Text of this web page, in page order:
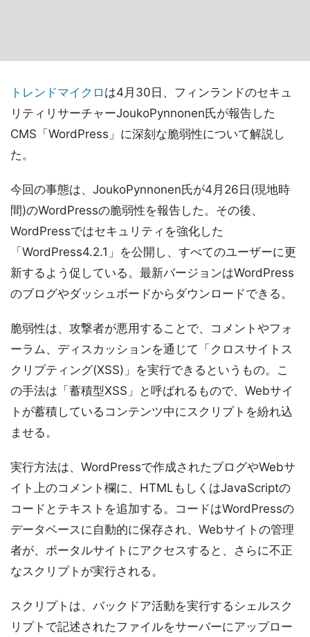
トレンドマイクロ は4月30日、フィンランドのセキュ
リティリサーチャーJoukoPynnonen氏が報告した
CMS「WordPress」に深刻な脆弱性について解説し
た。
今回の事態は、JoukoPynnonen氏が4月26日(現地時
間)のWordPressの脆弱性を報告した。その後、
WordPressではセキュリティを強化した
「WordPress4.2.1」を公開し、すべてのユーザーに更
新するよう促している。最新バージョンはWordPress
のブログやダッシュボードからダウンロードできる。
脆弱性は、攻撃者が悪用することで、コメントやフォ
ーラム、ディスカッションを通じて「クロスサイトス
クリプティング(XSS)」を実行できるというもの。こ
の手法は「蓄積型XSS」と呼ばれるもので、Webサイ
トが蓄積しているコンテンツ中にスクリプトを紛れ込
ませる。
実行方法は、WordPressで作成されたブログやWebサ
イト上のコメント欄に、HTMLもしくはJavaScriptの
コードとテキストを追加する。コードはWordPressの
データベースに自動的に保存され、Webサイトの管理
者が、ポータルサイトにアクセスすると、さらに不正
なスクリプトが実行される。
スクリプトは、バックドア活動を実行するシェルスク
リプトで記述されたファイルをサーバーにアップロー